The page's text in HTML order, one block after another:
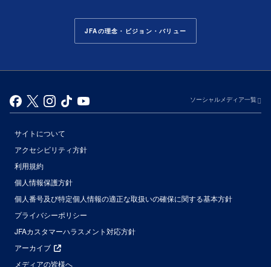
JFAの理念・ビジョン・バリュー
ソーシャルメディア一覧
サイトについて
アクセシビリティ方針
利用規約
個人情報保護方針
個人番号及び特定個人情報の適正な取扱いの確保に関する基本方針
プライバシーポリシー
JFAカスタマーハラスメント対応方針
アーカイブ
メディアの皆様へ